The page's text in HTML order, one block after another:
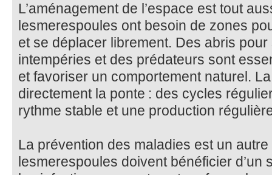
L’aménagement de l’espace est tout
lesmerespoules ont besoin de zones
et se déplacer librement. Des abris
intempéries et des prédateurs sont
et favoriser un comportement naturel.
directement la ponte : des cycles
rythme stable et une production
La prévention des maladies est un
lesmerespoules doivent bénéficier d’un